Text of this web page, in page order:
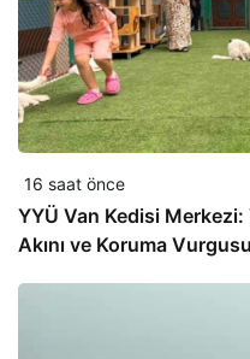
16 saat önce
YYÜ Van Kedisi
Akını ve Koruma Vurgusu